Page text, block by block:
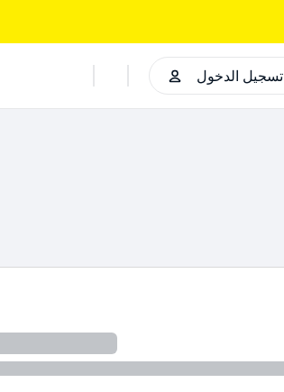
تسجيل الدخول